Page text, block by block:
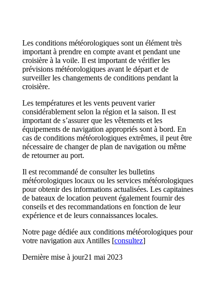
Les conditions météorologiques sont un élément très
important à prendre en compte avant et pendant une
croisière à la voile. Il est important de vérifier les
prévisions météorologiques avant le départ et de
surveiller les changements de conditions pendant la
croisière.
Les températures et les vents peuvent varier
considérablement selon la région et la saison. Il est
important de s’assurer que les vêtements et les
équipements de navigation appropriés sont à bord. En
cas de conditions météorologiques extrêmes, il peut être
nécessaire de changer de plan de navigation ou même
de retourner au port.
Il est recommandé de consulter les bulletins
météorologiques locaux ou les services météorologiques
pour obtenir des informations actualisées. Les capitaines
de bateaux de location peuvent également fournir des
conseils et des recommandations en fonction de leur
expérience et de leurs connaissances locales.
Notre page dédiée aux conditions météorologiques pour
votre navigation aux Antilles [consultez]
Dernière mise à jour21 mai 2023